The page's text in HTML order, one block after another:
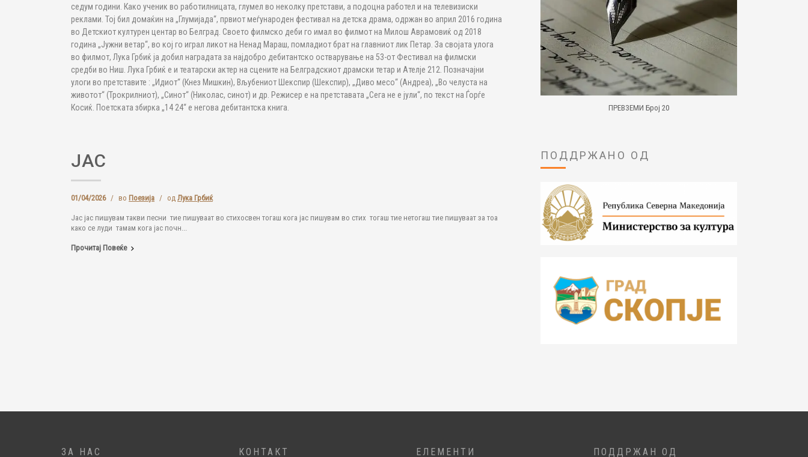
седум години. Како ученик во работилницата, глумел во неколку претстави, а подоцна работел и на телевизиски
реклами. Тој бил домаќин на „Глумијада“, првиот меѓународен фестивал на детска драма, одржан во април 2016 година
во Детскиот културен центар во Белград. Своето филмско деби го имал во филмот на Милош Аврамовиќ од 2018
година „Јужни ветар“, во кој го играл ликот на Ненад Мараш, помладиот брат на главниот лик Петар. За својата улога
во филмот, Лука Грбиќ ја добил наградата за најдобро дебитантско остварување на 53-от Фестивал на филмски
средби во Ниш. Лука Грбиќ е и театарски актер на сцените на Белградскиот драмски тетар и Ателје 212. Позначајни
улоги во претставите : „Идиот“ (Кнез Мишкин), Вљубениот Шекспир (Шекспир), „Диво месо“ (Андреа), „Во челуста на
животот“ (Трокрилниот), „Синот“ (Николас, синот) и др. Режисер е на претставата „Сега не е јули“, по текст на Ѓорѓе
Косиќ. Поетската збирка „14 24“ е негова дебитантска книга.
ЈАС
01/04/2026 / во Поезија / од Лука Грбиќ
Јас јас пишувам такви песни тие пишуваат во стихосвен тогаш кога јас пишувам во стих тогаш тие нетогаш тие пишуваат за тоа
како се луди тамам кога јас почн...
Прочитај Повеќе
ПРЕВЗЕМИ Број 20
ПОДДРЖАНО ОД
ЗА НАС КОНТАКТ ЕЛЕМЕНТИ ПОДДРЖАН ОД